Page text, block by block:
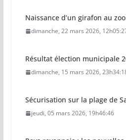
Naissance d’un girafon au
dimanche, 22 mars 2026,
Résultat élection municipale
dimanche, 15 mars 2026,
Sécurisation sur la plage de
jeudi, 05 mars 2026, 19h46:46